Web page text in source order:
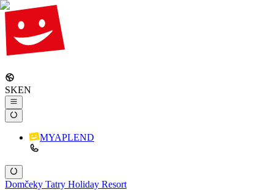
SKEN
MYAPLEND
Domčeky Tatry Holiday Resort